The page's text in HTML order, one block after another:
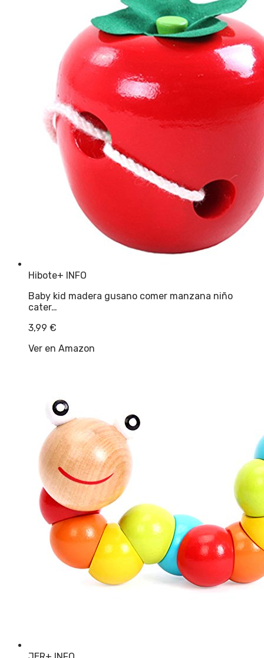
Hibote+ INFO
Baby kid madera gusano comer manzana niño
cater…
3,99 €
Ver en Amazon